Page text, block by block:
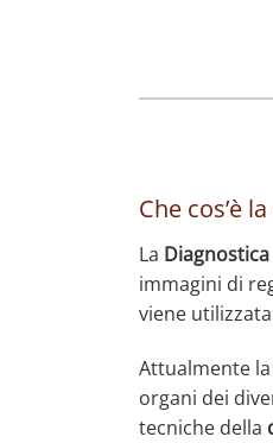
Che cos’è
La
immagini di
viene
Attualmente
organi dei
tecniche della